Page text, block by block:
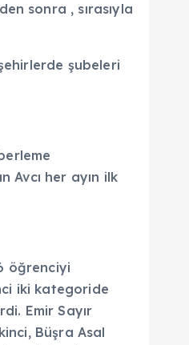
sonra , sırasıyla
şubeleri
Avcı her ayın ilk
öğrenciyi
iki kategoride
Emir Sayır
Büşra Asal